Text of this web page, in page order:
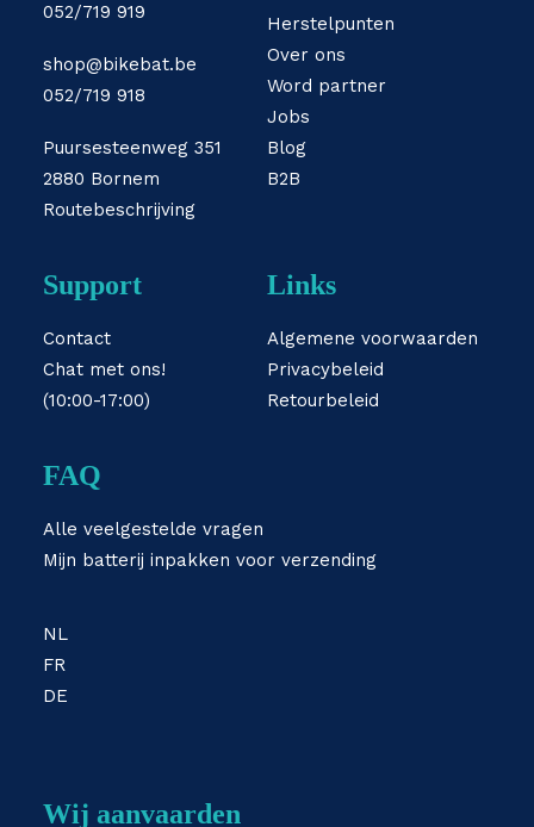
052/719 919
shop@bikebat.be
052/719 918
Puursesteenweg 351
2880 Bornem
Routebeschrijving
Herstelpunten
Over ons
Word partner
Jobs
Blog
B2B
Support
Contact
Chat met ons!
(10:00-17:00)
Links
Algemene voorwaarden
Privacybeleid
Retourbeleid
FAQ
Alle veelgestelde vragen
Mijn batterij inpakken voor verzending
NL
FR
DE
Wij aanvaarden